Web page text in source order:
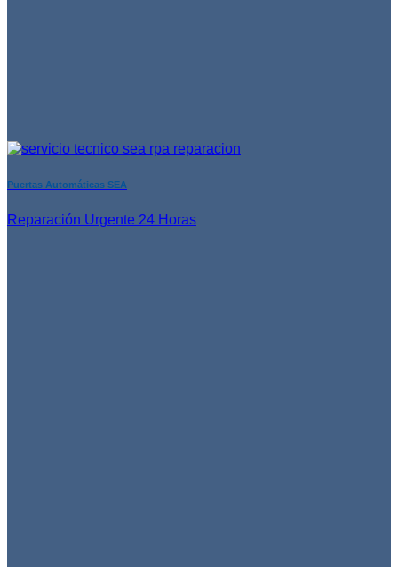
Puertas Automáticas SEA
Reparación Urgente 24 Horas